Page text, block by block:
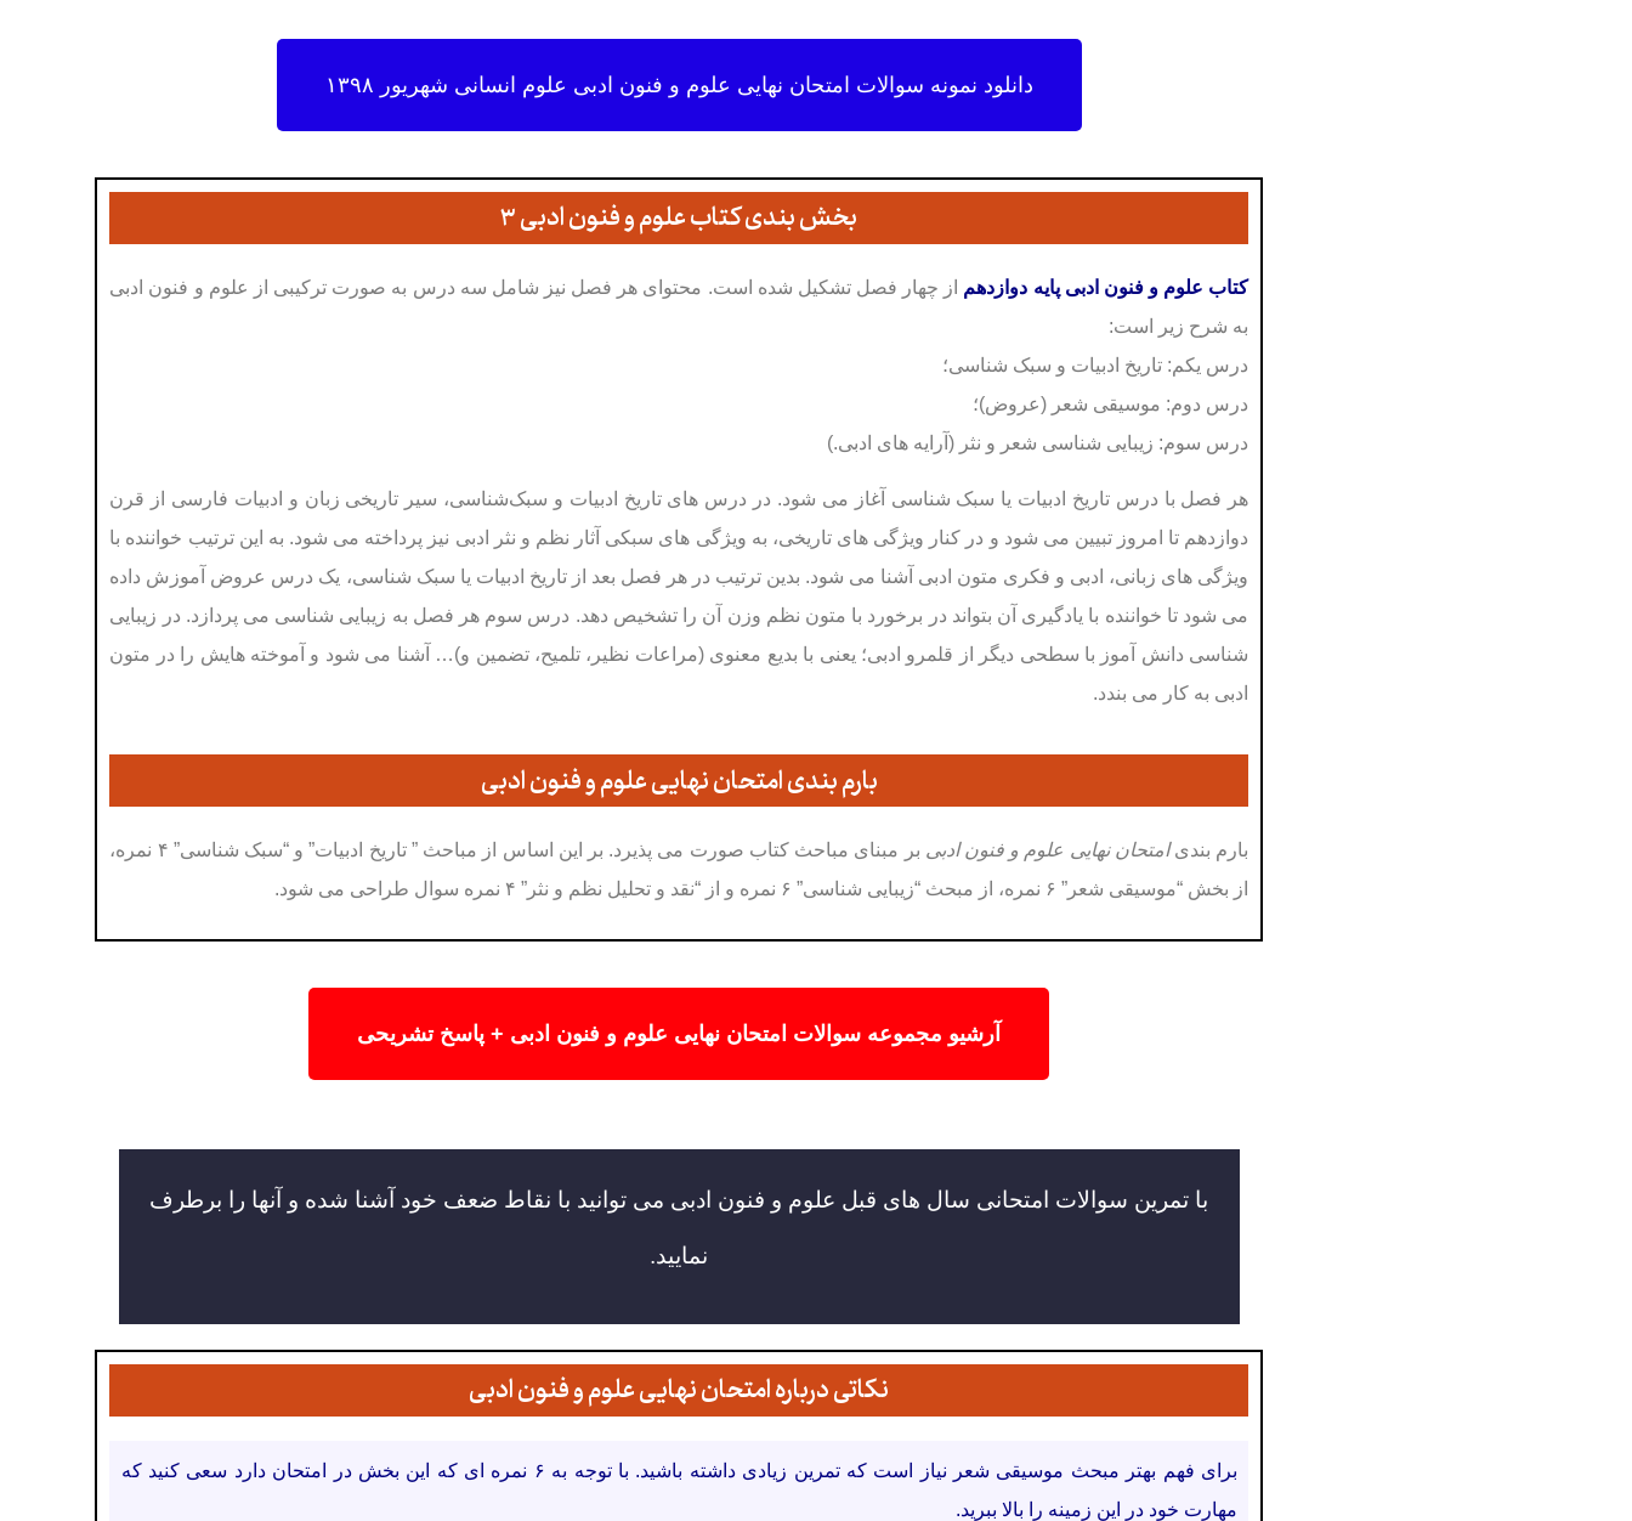
دانلود نمونه سوالات امتحان نهایی علوم و فنون ادبی علوم انسانی شهریور ۱۳۹۸
بخش بندی کتاب علوم و فنون ادبی ۳
کتاب علوم و فنون ادبی پایه دوازدهم از چهار فصل تشکیل شده است. محتوای هر فصل نیز شامل سه درس به صورت ترکیبی از علوم و فنون ادبی
به شرح زیر است:
درس یکم: تاریخ ادبیات و سبک شناسی؛
درس دوم: موسیقی شعر (عروض)؛
درس سوم: زیبایی شناسی شعر و نثر (آرایه های ادبی.)
هر فصل با درس تاریخ ادبیات یا سبک شناسی آغاز می شود. در درس های تاریخ ادبیات و سبک‌شناسی، سیر تاریخی زبان و ادبیات فارسی از قرن
دوازدهم تا امروز تبیین می شود و در کنار ویژگی های تاریخی، به ویژگی های سبکی آثار نظم و نثر ادبی نیز پرداخته می شود. به این ترتیب خواننده با
ویژگی های زبانی، ادبی و فکری متون ادبی آشنا می شود. بدین ترتیب در هر فصل بعد از تاریخ ادبیات یا سبک شناسی، یک درس عروض آموزش داده
می شود تا خواننده با یادگیری آن بتواند در برخورد با متون نظم وزن آن را تشخیص دهد. درس سوم هر فصل به زیبایی شناسی می پردازد. در زیبایی
شناسی دانش آموز با سطحی دیگر از قلمرو ادبی؛ یعنی با بدیع معنوی (مراعات نظیر، تلمیح، تضمین و)… آشنا می شود و آموخته هایش را در متون
ادبی به کار می بندد.
بارم بندی امتحان نهایی علوم و فنون ادبی
بارم بندیامتحان نهایی علوم و فنون ادبی
بر مبنای مباحث کتاب صورت می پذیرد. بر این اساس از مباحث ” تاریخ ادبیات” و “سبک شناسی” ۴ نمره،
از بخش “موسیقی شعر” ۶ نمره، از مبحث “زیبایی شناسی” ۶ نمره و از “نقد و تحلیل نظم و نثر” ۴ نمره سوال طراحی می شود.
آرشیو مجموعه سوالات امتحان نهایی علوم و فنون ادبی + پاسخ تشریحی
با تمرین سوالات امتحانی سال های قبل علوم و فنون ادبی می توانید با نقاط ضعف خود آشنا شده و آنها را برطرف
نمایید.
نکاتی درباره امتحان نهایی علوم و فنون ادبی
برای فهم بهتر مبحث موسیقی شعر نیاز است که تمرین زیادی داشته باشید. با توجه به ۶ نمره ای که این بخش در امتحان دارد سعی کنید که
مهارت خود در این زمینه را بالا ببرید.